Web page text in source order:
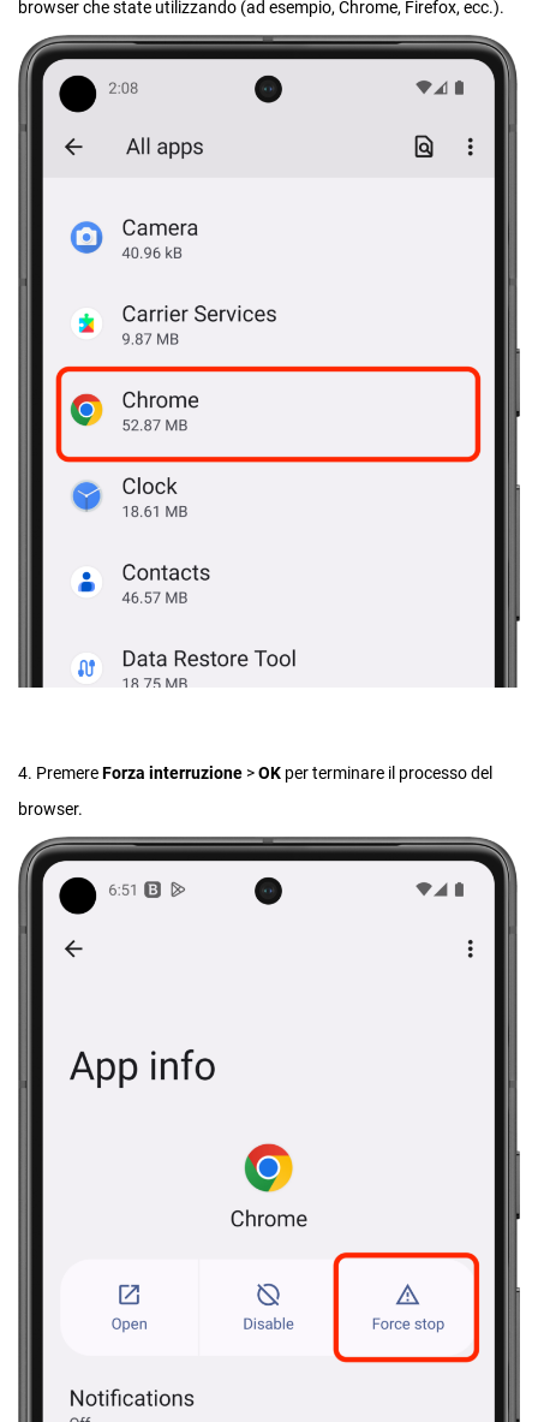
browser che state utilizzando (ad esempio, Chrome, Firefox, ecc.).
4. PremereForza interruzione >OK per terminare il processo del
browser.